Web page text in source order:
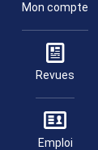
Mon compte
Revues
Emploi